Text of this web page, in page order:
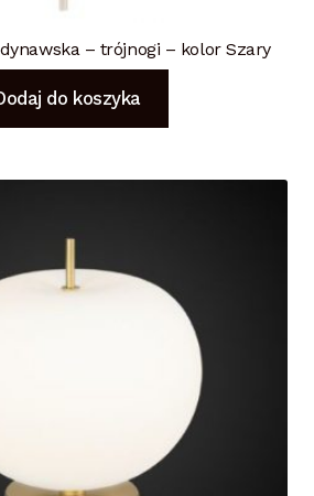
– trójnogi – kolor Szary
do koszyka